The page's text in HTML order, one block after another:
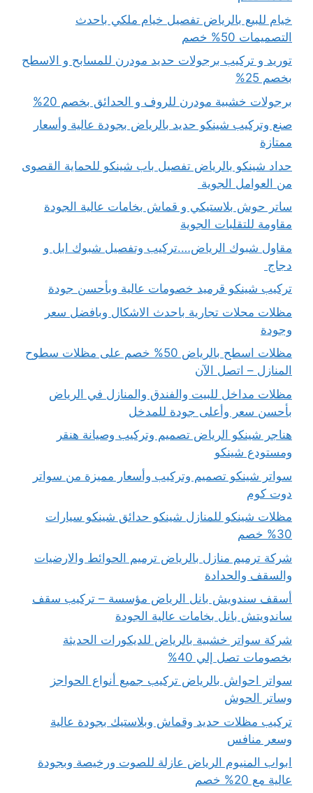
خيام للبيع بالرياض تفصيل خيام ملكي باحدث
التصميمات 50% خصم
توريد و تركيب برجولات حديد مودرن للمسابح و الاسطح
بخصم 25%
برجولات خشبية مودرن للروف و الحدائق بخصم 20%
صنع وتركيب شينكو حديد بالرياض بجودة عالية وأسعار
ممتازة
حداد شينكو بالرياض تفصيل باب شينكو للحماية القصوى
من العوامل الجوية
ساتر حوش بلاستيكي و قماش بخامات عالية الجودة
مقاومة للتقلبات الجوية
مقاول شبوك الرياض….تركيب وتفصيل شبوك ابل و
دجاج
تركيب شينكو قرميد خصومات عالية وبأحسن جودة
مظلات محلات تجارية باحدث الاشكال وبافضل سعر
وجودة
مظلات اسطح بالرياض 50% خصم على مظلات سطوح
المنازل – اتصل الآن
مظلات مداخل للبيت والفندق والمنازل في الرياض
بأحسن سعر وأعلى جودة للمدخل
هناجر شينكو الرياض تصميم وتركيب وصيانة هنقر
ومستودع شينكو
سواتر شينكو تصميم وتركيب وأسعار مميزة من سواتر
دوت كوم
مظلات شينكو للمنازل شينكو حدائق شينكو سيارات
30% خصم
شركة ترميم منازل بالرياض ترميم الحوائط والارضيات
والسقف والحدادة
أسقف سندويش بانل الرياض مؤسسة – تركيب سقف
ساندويتش بانل بخامات عالية الجودة
شركة سواتر خشبية بالرياض للديكورات الحديثة
بخصومات تصل إلي 40%
سواتر احواش بالرياض تركيب جميع أنواع الحواجز
وساتر الحوش
تركيب مظلات حديد وقماش وبلاستيك بجودة عالية
وسعر منافس
ابواب المنيوم الرياض عازلة للصوت ورخيصة وبجودة
عالية مع 20% خصم